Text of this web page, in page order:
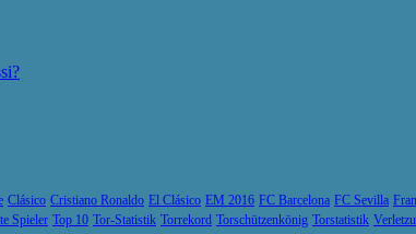
Clásico Cristiano Ronaldo El Clásico EM 2016 FC Barcelona FC Sevilla
Spieler Top 10 Tor-Statistik Torrekord Torschützenkönig Torstatistik